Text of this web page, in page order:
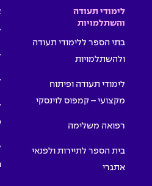
לימודי תעודה
והשתלמויות
בתי הספר ללימודי תעודה
ולהשתלמויות
לימודי תעודה ופיתוח
מקצועי – קמפוס לוינסקי
רפואה משלימה
בית הספר לתיירות ולפנאי
אתגרי